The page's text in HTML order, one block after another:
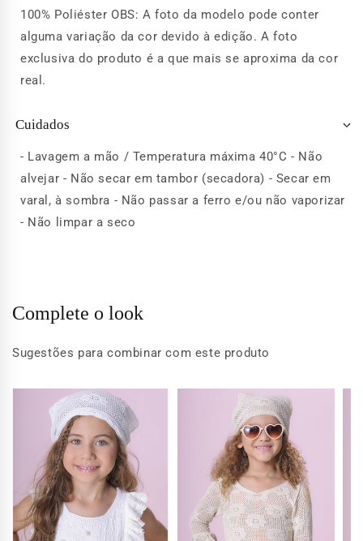
100% Poliéster OBS: A foto da modelo pode conter
alguma variação da cor devido à edição. A foto
exclusiva do produto é a que mais se aproxima da cor
real.
Cuidados
- Lavagem a mão / Temperatura máxima 40°C - Não
alvejar - Não secar em tambor (secadora) - Secar em
varal, à sombra - Não passar a ferro e/ou não vaporizar
- Não limpar a seco
Complete o look
Sugestões para combinar com este produto